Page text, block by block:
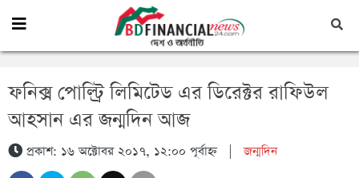
ফনিক্স পোল্ট্রি লিমিটেড এর ডিরেক্টর রাফিউল
আহসান এর জন্মদিন আজ
প্রকাশ: ১৬ অক্টোবর ২০১৭, ১২:০০ পূর্বাহ্ন|জন্মদিন